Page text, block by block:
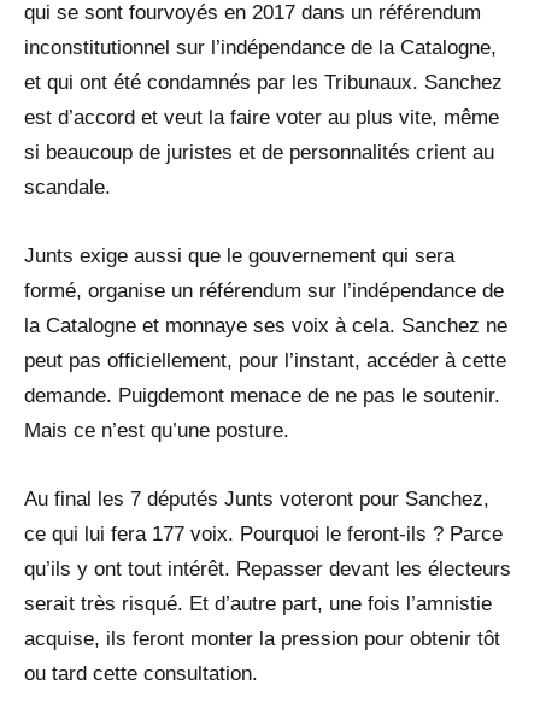
qui se sont fourvoyés en 2017 dans un référendum
inconstitutionnel sur l’indépendance de la Catalogne,
et qui ont été condamnés par les Tribunaux. Sanchez
est d’accord et veut la faire voter au plus vite, même
si beaucoup de juristes et de personnalités crient au
scandale.
Junts exige aussi que le gouvernement qui sera
formé, organise un référendum sur l’indépendance de
la Catalogne et monnaye ses voix à cela. Sanchez ne
peut pas officiellement, pour l’instant, accéder à cette
demande. Puigdemont menace de ne pas le soutenir.
Mais ce n’est qu’une posture.
Au final les 7 députés Junts voteront pour Sanchez,
ce qui lui fera 177 voix. Pourquoi le feront-ils ? Parce
qu’ils y ont tout intérêt. Repasser devant les électeurs
serait très risqué. Et d’autre part, une fois l’amnistie
acquise, ils feront monter la pression pour obtenir tôt
ou tard cette consultation.